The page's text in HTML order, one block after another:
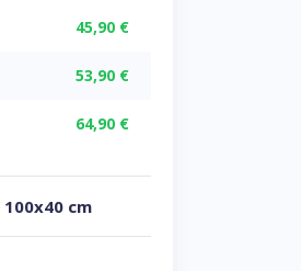
45,90 €
53,90 €
64,90 €
100x40 cm